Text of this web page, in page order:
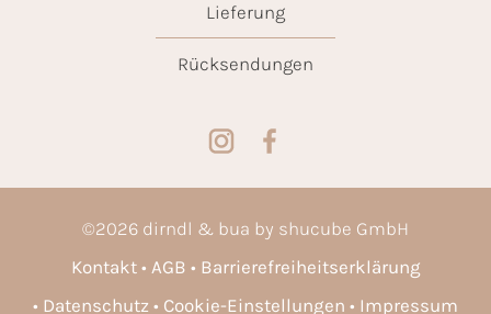
Lieferung
Rücksendungen
©2026 dirndl & bua by shucube GmbH
Kontakt
AGB
Barrierefreiheitserklärung
Datenschutz
Cookie-Einstellungen
Impressum